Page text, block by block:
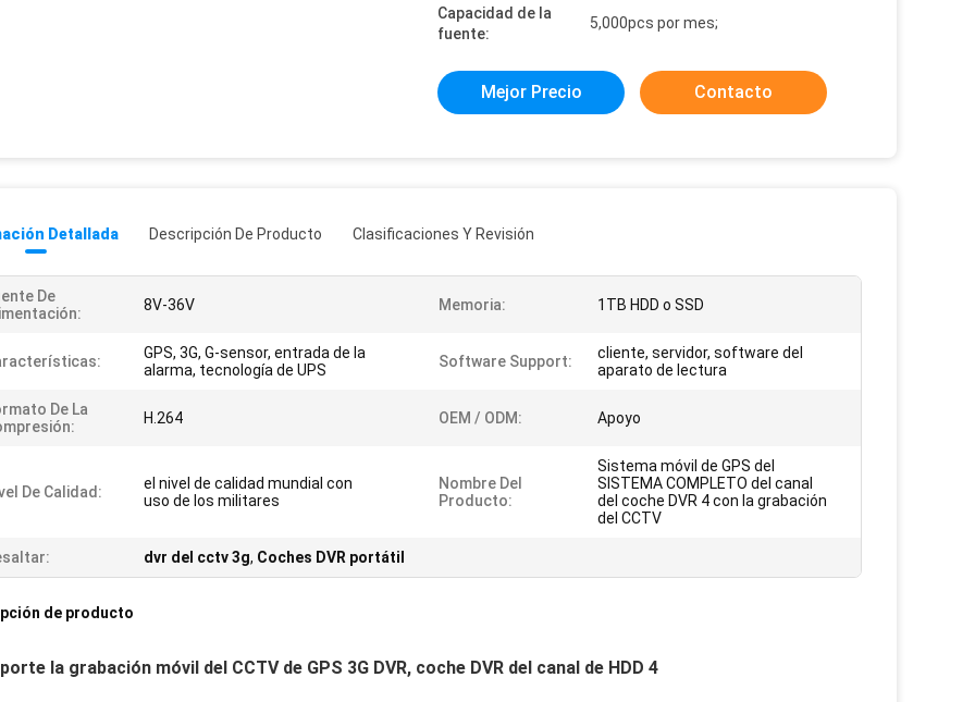
Capacidad de la
fuente:
5,000pcs por mes;
Mejor Precio Contacto
Detallada Descripción De Producto Clasificaciones Y Revisión
De
8V-36V Memoria: 1TB HDD o SSD
GPS, 3G, G-sensor, entrada de la
alarma, tecnología de UPS
Software Support:
cliente, servidor, software del
aparato de lectura
De La
H.264 OEM / ODM: Apoyo
De Calidad:
el nivel de calidad mundial con
uso de los militares
Nombre Del
Producto:
Sistema móvil de GPS del
SISTEMA COMPLETO del canal
del coche DVR 4 con la grabación
del CCTV
dvr del cctv 3g, Coches DVR portátil
de producto
la grabación móvil del CCTV de GPS 3G DVR, coche DVR del canal de HDD 4